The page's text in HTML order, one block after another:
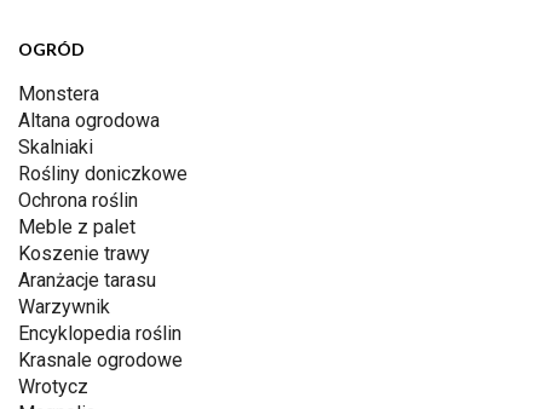
OGRÓD
Monstera
Altana ogrodowa
Skalniaki
Rośliny doniczkowe
Ochrona roślin
Meble z palet
Koszenie trawy
Aranżacje tarasu
Warzywnik
Encyklopedia roślin
Krasnale ogrodowe
Wrotycz